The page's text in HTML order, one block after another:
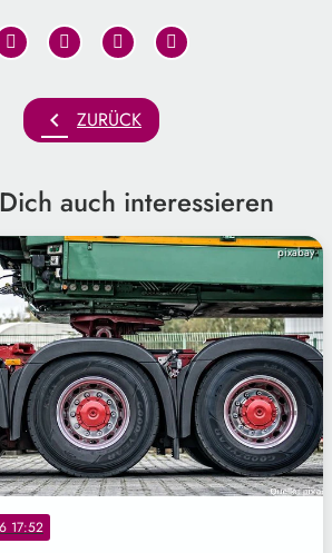
chevron_left ZURÜCK
auch interessieren
pixabay
17:52